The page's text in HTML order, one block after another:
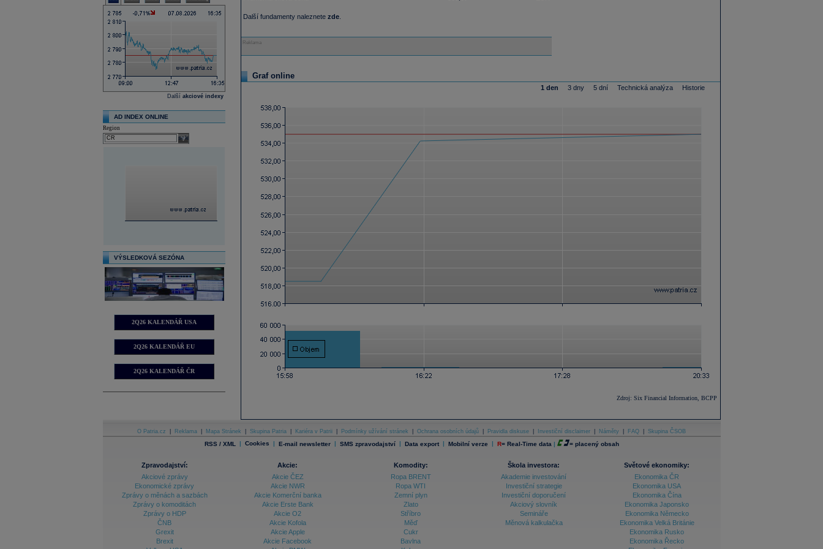
Další akciové indexy
AD INDEX ONLINE
Region
select
VÝSLEDKOVÁ SEZÓNA
2Q26 KALENDÁŘ USA
2Q26 KALENDÁŘ EU
2Q26 KALENDÁŘ ČR
Další fundamenty naleznete zde.
Reklama
Graf online
1 den 3 dny 5 dní Technická analýza Historie
Zdroj: Six Financial Information, BCPP
O Patria.cz Reklama Mapa Stránek Skupina Patria Kariéra v Patrii Podmínky užívání stránek Ochrana osobních údajů Pravidla diskuse Investiční disclaimer Náměty FAQ Skupina ČSOB
RSS / XML | Cookies | E-mail newsletter | SMS zpravodajství | Data export | Mobilní verze | R= Real-Time data | = placený obsah
Zpravodajství:
Akciové zprávy
Ekonomické zprávy
Zprávy o měnách a sazbách
Zprávy o komoditách
Zprávy o HDP
ČNB
Grexit
Brexit
Akcie:
Akcie ČEZ
Akcie NWR
Akcie Komerční banka
Akcie Erste Bank
Akcie O2
Akcie Kofola
Akcie Apple
Akcie Facebook
Komodity:
Ropa BRENT
Ropa WTI
Zemní plyn
Zlato
Stříbro
Měď
Cukr
Bavlna
Škola investora:
Akademie investování
Investiční strategie
Investiční doporučení
Akciový slovník
Semináře
Měnová kalkulačka
Světové ekonomiky:
Ekonomika ČR
Ekonomika USA
Ekonomika Čína
Ekonomika Japonsko
Ekonomika Německo
Ekonomika Velká Británie
Ekonomika Rusko
Ekonomika Řecko